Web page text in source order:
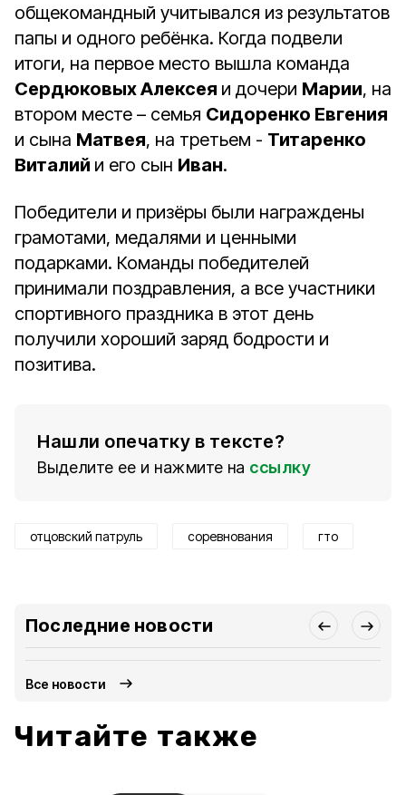
общекомандный учитывался из результатов
папы и одного ребёнка. Когда подвели
итоги, на первое место вышла команда
Сердюковых Алексея и дочери Марии, на
втором месте – семья Сидоренко Евгения
и сына Матвея, на третьем - Титаренко
Виталий и его сын Иван.
Победители и призёры были награждены
грамотами, медалями и ценными
подарками. Команды победителей
принимали поздравления, а все участники
спортивного праздника в этот день
получили хороший заряд бодрости и
позитива.
Нашли опечатку в тексте?
Выделите ее и нажмите на ссылку
отцовский патруль соревнования гто
Последние новости
Все новости
Читайте также